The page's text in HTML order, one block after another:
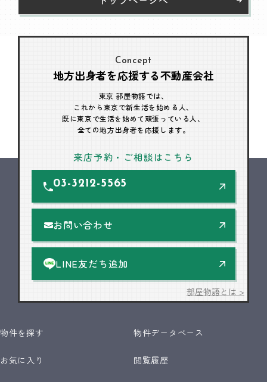
Concept
地方出身者を応援する不動産会社
東京 部屋物語では、
これから東京で新生活を始める人、
既に東京で生活を始めて頑張っている人、
全ての地方出身者を応援します。
来店予約・ご相談はこちら
03-3212-5565
お問い合わせ
LINE友だち追加
部屋物語とは >
物件を探す 物件データベース
お気に入り 閲覧履歴